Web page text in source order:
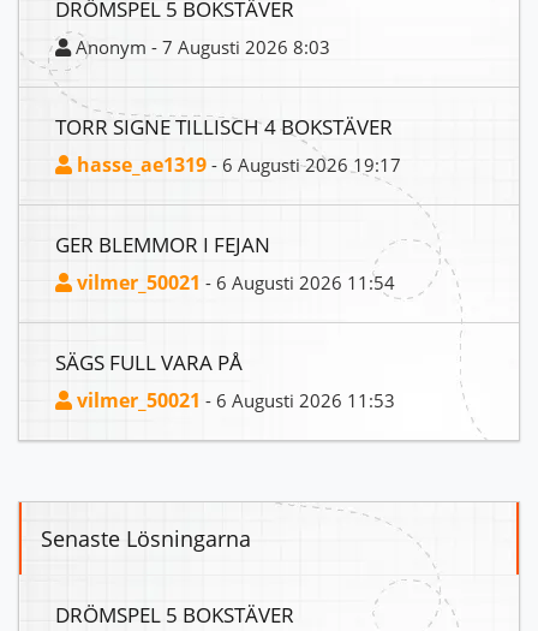
DRÖMSPEL 5 BOKSTÄVER
Anonym - 7 Augusti 2026 8:03
TORR SIGNE TILLISCH 4 BOKSTÄVER
hasse_ae1319 - 6 Augusti 2026 19:17
GER BLEMMOR I FEJAN
vilmer_50021 - 6 Augusti 2026 11:54
SÄGS FULL VARA PÅ
vilmer_50021 - 6 Augusti 2026 11:53
Senaste Lösningarna
DRÖMSPEL 5 BOKSTÄVER